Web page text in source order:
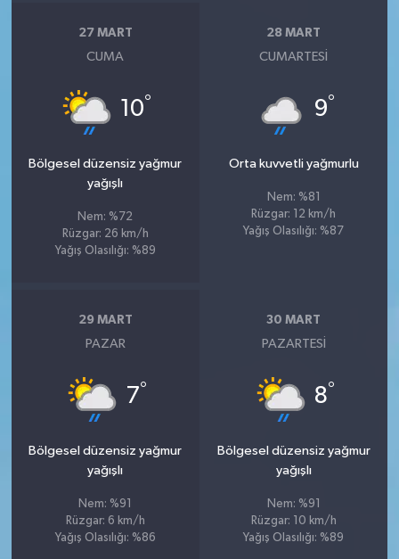
27 MART
CUMA
10°
Bölgesel düzensiz yağmur
yağışlı
Nem: %72
Rüzgar: 26 km/h
Yağış Olasılığı: %89
28 MART
CUMARTESI
9°
Orta kuvvetli yağmurlu
Nem: %81
Rüzgar: 12 km/h
Yağış Olasılığı: %87
29 MART
PAZAR
7°
Bölgesel düzensiz yağmur
yağışlı
Nem: %91
Rüzgar: 6 km/h
Yağış Olasılığı: %86
30 MART
PAZARTESI
8°
Bölgesel düzensiz yağmur
yağışlı
Nem: %91
Rüzgar: 10 km/h
Yağış Olasılığı: %89